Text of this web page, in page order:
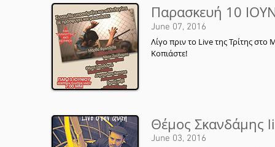
Παρασκευή 10
June 07, 2016
Λίγο πριν το Live της Τρίτης
Κοπιάστε!
Θέμος Σκανδάμης
June 03, 2016